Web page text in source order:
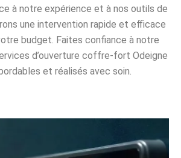
à notre expérience et à nos outils de
une intervention rapide et efficace
budget. Faites confiance à notre
d’ouverture coffre-fort Odeigne
et réalisés avec soin.